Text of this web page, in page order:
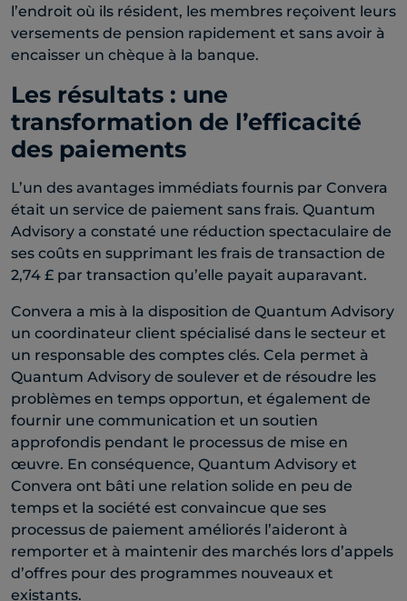
l’endroit où ils résident, les membres reçoivent leurs
versements de pension rapidement et sans avoir à
encaisser un chèque à la banque.
Les résultats : une
transformation de l’efficacité
des paiements
L’un des avantages immédiats fournis par Convera
était un service de paiement sans frais. Quantum
Advisory a constaté une réduction spectaculaire de
ses coûts en supprimant les frais de transaction de
2,74 £ par transaction qu’elle payait auparavant.
Convera a mis à la disposition de Quantum Advisory
un coordinateur client spécialisé dans le secteur et
un responsable des comptes clés. Cela permet à
Quantum Advisory de soulever et de résoudre les
problèmes en temps opportun, et également de
fournir une communication et un soutien
approfondis pendant le processus de mise en
œuvre. En conséquence, Quantum Advisory et
Convera ont bâti une relation solide en peu de
temps et la société est convaincue que ses
processus de paiement améliorés l’aideront à
remporter et à maintenir des marchés lors d’appels
d’offres pour des programmes nouveaux et
existants.